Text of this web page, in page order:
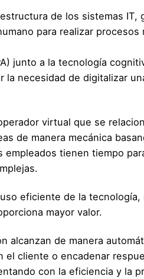
de los sistemas IT,
para realizar
junto a la tecnología
la necesidad de digitalizar
virtual que se
de manera mecánica
empleados tienen tiempo
eficiente de la
mayor valor.
alcanzan de manera
el cliente o encadenar
con la eficiencia y la